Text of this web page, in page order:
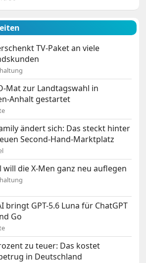
TV-Paket an viele
Mat zur Landtagswahl in
Anhalt gestartet
ändert sich: Das steckt hinter
Second-Hand-Marktplatz
will die X-Men ganz neu auflegen
bringt GPT-5.6 Luna für ChatGPT
Go
zu teuer: Das kostet
in Deutschland